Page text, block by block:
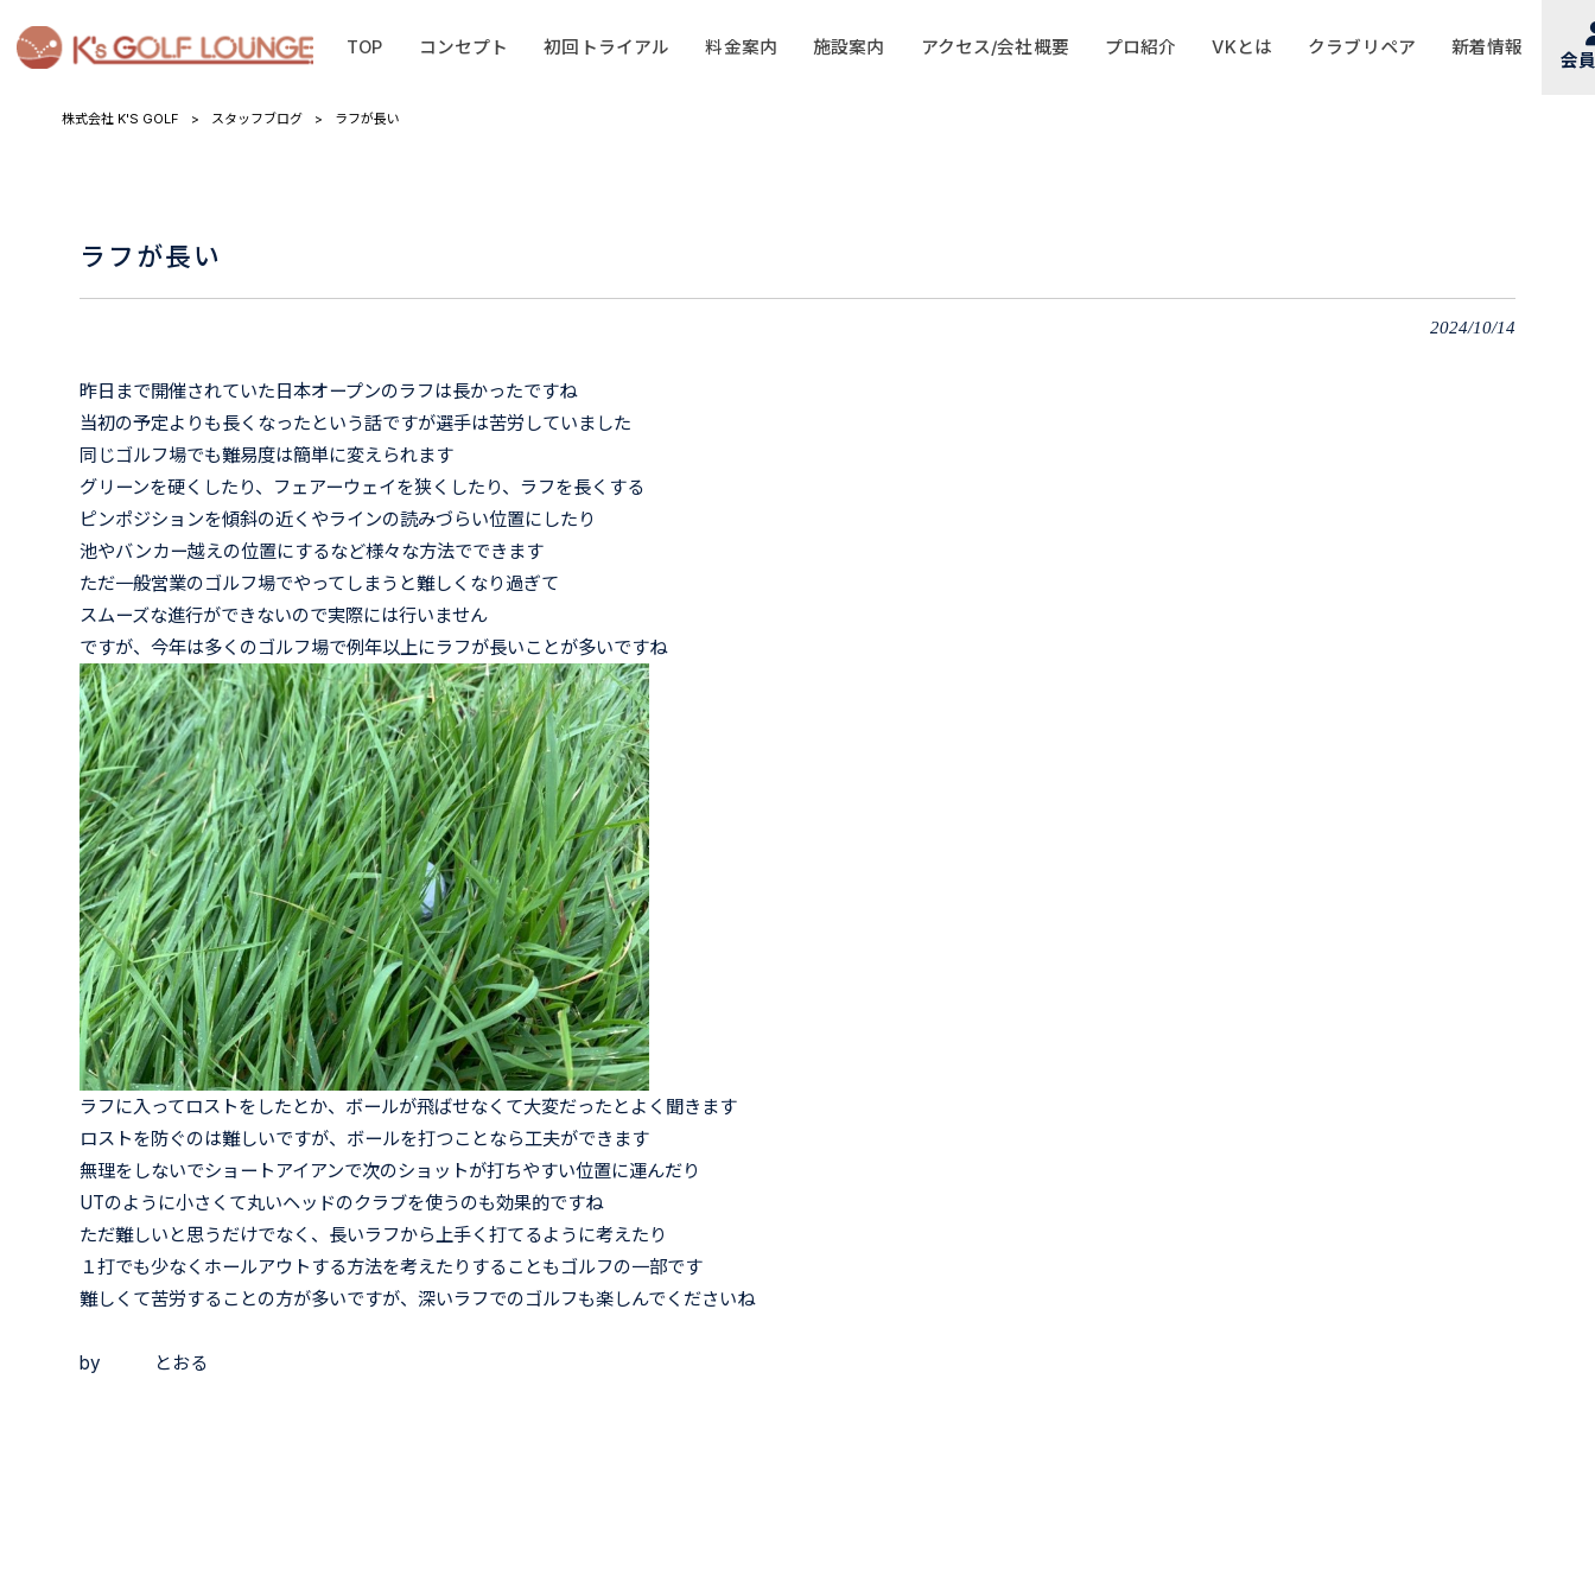
TOP コンセプト 初回トライアル 料金案内 施設案内 アクセス/会社概要 プロ紹介 VKとは クラブリペア 新着情報
会
株式会社 K'S GOLF > スタッフブログ > ラフが長い
ラフが長い
2024/10/14
昨日まで開催されていた日本オープンのラフは長かったですね
当初の予定よりも長くなったという話ですが選手は苦労していました
同じゴルフ場でも難易度は簡単に変えられます
グリーンを硬くしたり、フェアーウェイを狭くしたり、ラフを長くする
ピンポジションを傾斜の近くやラインの読みづらい位置にしたり
池やバンカー越えの位置にするなど様々な方法でできます
ただ一般営業のゴルフ場でやってしまうと難しくなり過ぎて
スムーズな進行ができないので実際には行いません
ですが、今年は多くのゴルフ場で例年以上にラフが長いことが多いですね
ラフに入ってロストをしたとか、ボールが飛ばせなくて大変だったとよく聞きます
ロストを防ぐのは難しいですが、ボールを打つことなら工夫ができます
無理をしないでショートアイアンで次のショットが打ちやすい位置に運んだり
UTのように小さくて丸いヘッドのクラブを使うのも効果的ですね
ただ難しいと思うだけでなく、長いラフから上手く打てるように考えたり
１打でも少なくホールアウトする方法を考えたりすることもゴルフの一部です
難しくて苦労することの方が多いですが、深いラフでのゴルフも楽しんでくださいね
by とおる